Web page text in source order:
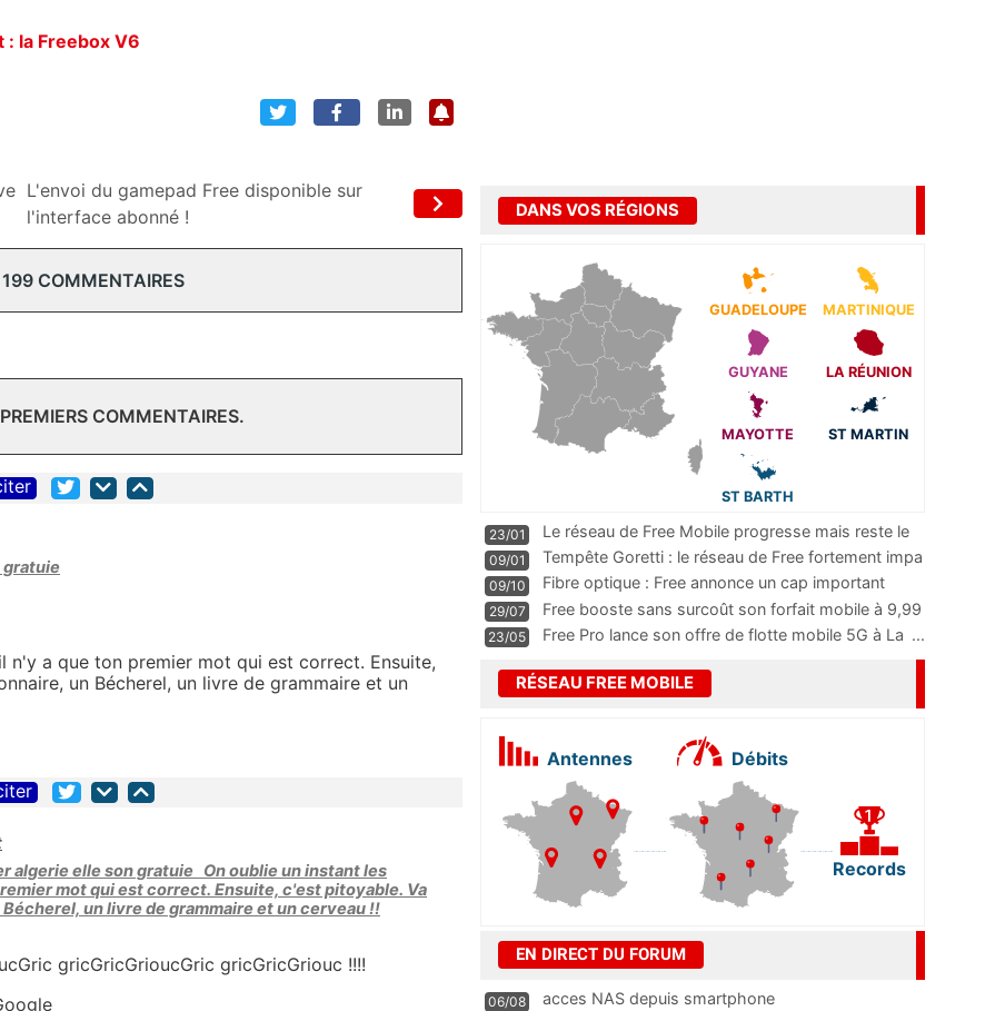
: la Freebox V6
L'envoi du gamepad Free disponible sur
l'interface abonné !
COMMENTAIRES
COMMENTAIRES.
gratuie
n'y a que ton premier mot qui est correct. Ensuite,
un Bécherel, un livre de grammaire et un
algerie elle son gratuie On oublie un instant les
mot qui est correct. Ensuite, c'est pitoyable. Va
un livre de grammaire et un cerveau !!
gricGricGrioucGric gricGricGriouc !!!!
DANS VOS RÉGIONS
GUADELOUPE MARTINIQUE
GUYANE LA RÉUNION
MAYOTTE ST MARTIN
ST BARTH
23/01
Le réseau de Free Mobile progresse mais reste le
m
...
09/01
Tempête Goretti : le réseau de Free fortement impa
09/10
Fibre optique : Free annonce un cap important
pass
...
29/07
Free booste sans surcoût son forfait mobile à 9,99
23/05 Free Pro lance son offre de flotte mobile 5G à La ...
RÉSEAU FREE MOBILE
Antennes Débits
Records
EN DIRECT DU FORUM
06/08 acces NAS depuis smartphone